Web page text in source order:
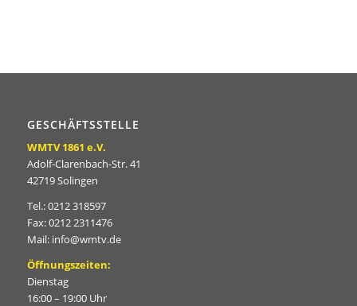
GESCHÄFTSSTELLE
WMTV 1861 e.V.
Adolf-Clarenbach-Str. 41
42719 Solingen
Tel.: 0212 318597
Fax: 0212 2311476
Mail: info@wmtv.de
Öffnungszeiten:
Dienstag
16:00 – 19:00 Uhr